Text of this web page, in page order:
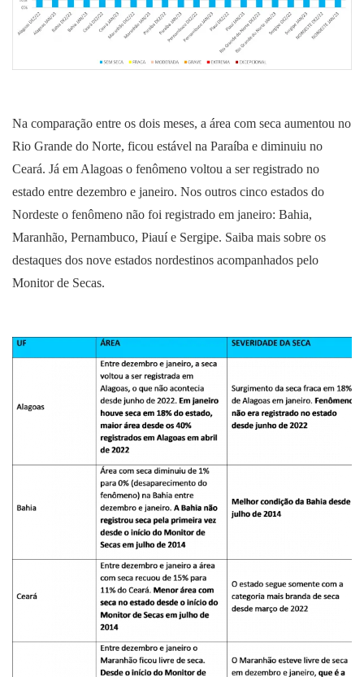
Na comparação entre os dois meses, a área com seca aumentou no
Rio Grande do Norte, ficou estável na Paraíba e diminuiu no
Ceará. Já em Alagoas o fenômeno voltou a ser registrado no
estado entre dezembro e janeiro. Nos outros cinco estados do
Nordeste o fenômeno não foi registrado em janeiro: Bahia,
Maranhão, Pernambuco, Piauí e Sergipe. Saiba mais sobre os
destaques dos nove estados nordestinos acompanhados pelo
Monitor de Secas.